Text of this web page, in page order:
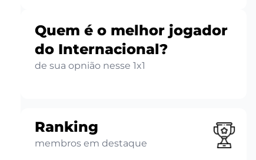
Quem é o melhor jogador
do Internacional?
de sua opnião nesse 1x1
Ranking
membros em destaque